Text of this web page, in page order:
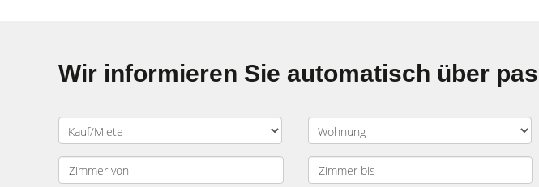
Wir informieren Sie automatisch über